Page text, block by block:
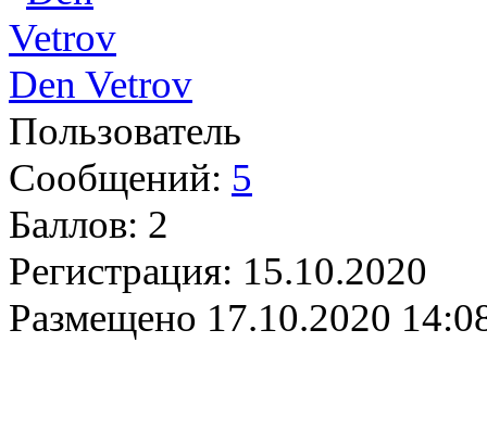
Den Vetrov
Пользователь
Сообщений: 5
Баллов: 2
Регистрация: 15.10.2020
Размещено 17.10.2020